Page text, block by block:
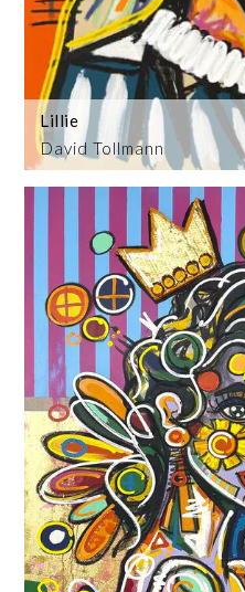
David Tollmann
Lillie